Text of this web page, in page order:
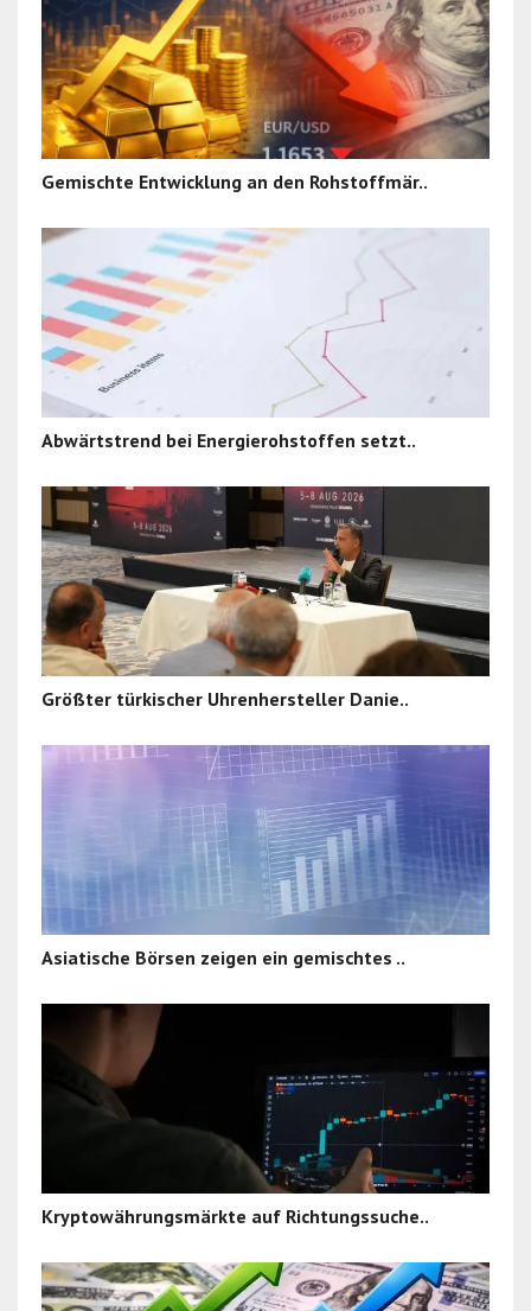
Gemischte Entwicklung an den Rohstoffmär..
Abwärtstrend bei Energierohstoffen setzt..
Größter türkischer Uhrenhersteller Danie..
Asiatische Börsen zeigen ein gemischtes ..
Kryptowährungsmärkte auf Richtungssuche..